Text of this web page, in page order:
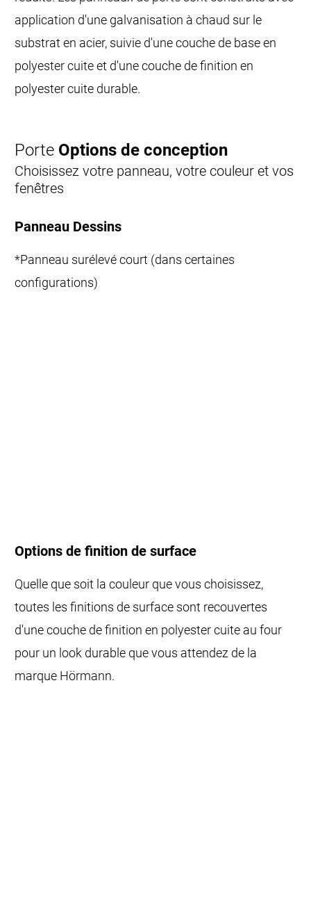
application d'une galvanisation à chaud sur le
substrat en acier, suivie d'une couche de base en
polyester cuite et d'une couche de finition en
polyester cuite durable.
Porte Options de conception
Choisissez votre panneau, votre couleur et vos
fenêtres
Panneau Dessins
*Panneau surélevé court (dans certaines
configurations)
Options de finition de surface
Quelle que soit la couleur que vous choisissez,
toutes les finitions de surface sont recouvertes
d'une couche de finition en polyester cuite au four
pour un look durable que vous attendez de la
marque Hörmann.